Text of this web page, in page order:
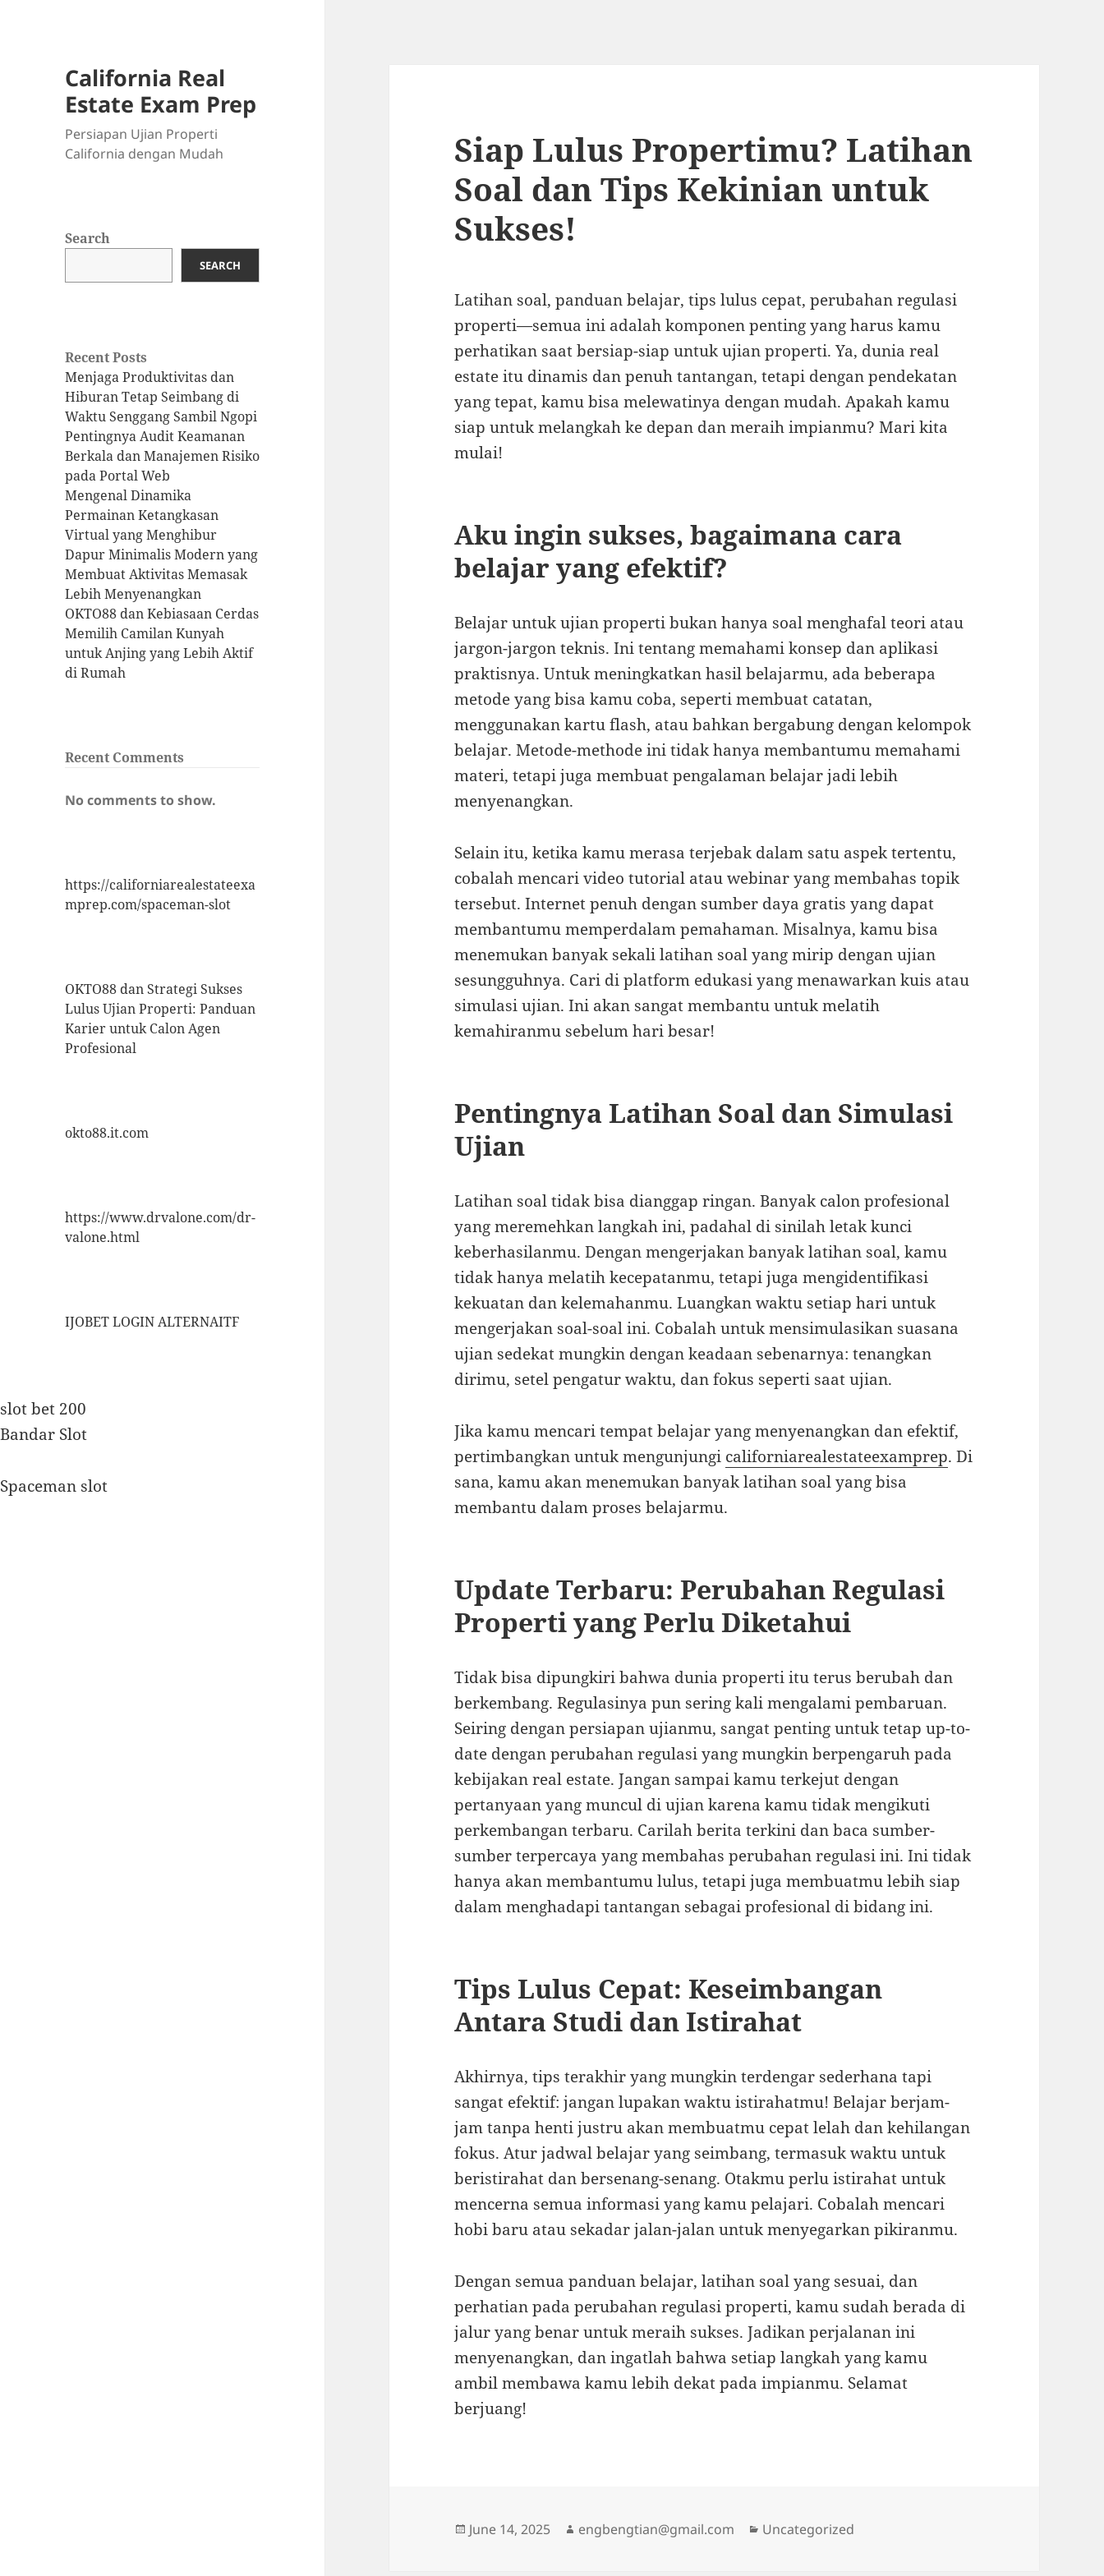
California Real
Estate Exam Prep
Persiapan Ujian Properti
California dengan Mudah
Search
SEARCH
Recent Posts
Menjaga Produktivitas dan
Hiburan Tetap Seimbang di
Waktu Senggang Sambil Ngopi
Pentingnya Audit Keamanan
Berkala dan Manajemen Risiko
pada Portal Web
Mengenal Dinamika
Permainan Ketangkasan
Virtual yang Menghibur
Dapur Minimalis Modern yang
Membuat Aktivitas Memasak
Lebih Menyenangkan
OKTO88 dan Kebiasaan Cerdas
Memilih Camilan Kunyah
untuk Anjing yang Lebih Aktif
di Rumah
Recent Comments
No comments to show.
https://californiarealestateexa
mprep.com/spaceman-slot
OKTO88 dan Strategi Sukses
Lulus Ujian Properti: Panduan
Karier untuk Calon Agen
Profesional
okto88.it.com
https://www.drvalone.com/dr-
valone.html
IJOBET LOGIN ALTERNAITF
slot bet 200
Bandar Slot
Spaceman slot
Siap Lulus Propertimu? Latihan
Soal dan Tips Kekinian untuk
Sukses!
Latihan soal, panduan belajar, tips lulus cepat, perubahan regulasi
properti—semua ini adalah komponen penting yang harus kamu
perhatikan saat bersiap-siap untuk ujian properti. Ya, dunia real
estate itu dinamis dan penuh tantangan, tetapi dengan pendekatan
yang tepat, kamu bisa melewatinya dengan mudah. Apakah kamu
siap untuk melangkah ke depan dan meraih impianmu? Mari kita
mulai!
Aku ingin sukses, bagaimana cara
belajar yang efektif?
Belajar untuk ujian properti bukan hanya soal menghafal teori atau
jargon-jargon teknis. Ini tentang memahami konsep dan aplikasi
praktisnya. Untuk meningkatkan hasil belajarmu, ada beberapa
metode yang bisa kamu coba, seperti membuat catatan,
menggunakan kartu flash, atau bahkan bergabung dengan kelompok
belajar. Metode-methode ini tidak hanya membantumu memahami
materi, tetapi juga membuat pengalaman belajar jadi lebih
menyenangkan.
Selain itu, ketika kamu merasa terjebak dalam satu aspek tertentu,
cobalah mencari video tutorial atau webinar yang membahas topik
tersebut. Internet penuh dengan sumber daya gratis yang dapat
membantumu memperdalam pemahaman. Misalnya, kamu bisa
menemukan banyak sekali latihan soal yang mirip dengan ujian
sesungguhnya. Cari di platform edukasi yang menawarkan kuis atau
simulasi ujian. Ini akan sangat membantu untuk melatih
kemahiranmu sebelum hari besar!
Pentingnya Latihan Soal dan Simulasi
Ujian
Latihan soal tidak bisa dianggap ringan. Banyak calon profesional
yang meremehkan langkah ini, padahal di sinilah letak kunci
keberhasilanmu. Dengan mengerjakan banyak latihan soal, kamu
tidak hanya melatih kecepatanmu, tetapi juga mengidentifikasi
kekuatan dan kelemahanmu. Luangkan waktu setiap hari untuk
mengerjakan soal-soal ini. Cobalah untuk mensimulasikan suasana
ujian sedekat mungkin dengan keadaan sebenarnya: tenangkan
dirimu, setel pengatur waktu, dan fokus seperti saat ujian.
Jika kamu mencari tempat belajar yang menyenangkan dan efektif,
pertimbangkan untuk mengunjungi californiarealestateexamprep. Di
sana, kamu akan menemukan banyak latihan soal yang bisa
membantu dalam proses belajarmu.
Update Terbaru: Perubahan Regulasi
Properti yang Perlu Diketahui
Tidak bisa dipungkiri bahwa dunia properti itu terus berubah dan
berkembang. Regulasinya pun sering kali mengalami pembaruan.
Seiring dengan persiapan ujianmu, sangat penting untuk tetap up-to-
date dengan perubahan regulasi yang mungkin berpengaruh pada
kebijakan real estate. Jangan sampai kamu terkejut dengan
pertanyaan yang muncul di ujian karena kamu tidak mengikuti
perkembangan terbaru. Carilah berita terkini dan baca sumber-
sumber terpercaya yang membahas perubahan regulasi ini. Ini tidak
hanya akan membantumu lulus, tetapi juga membuatmu lebih siap
dalam menghadapi tantangan sebagai profesional di bidang ini.
Tips Lulus Cepat: Keseimbangan
Antara Studi dan Istirahat
Akhirnya, tips terakhir yang mungkin terdengar sederhana tapi
sangat efektif: jangan lupakan waktu istirahatmu! Belajar berjam-
jam tanpa henti justru akan membuatmu cepat lelah dan kehilangan
fokus. Atur jadwal belajar yang seimbang, termasuk waktu untuk
beristirahat dan bersenang-senang. Otakmu perlu istirahat untuk
mencerna semua informasi yang kamu pelajari. Cobalah mencari
hobi baru atau sekadar jalan-jalan untuk menyegarkan pikiranmu.
Dengan semua panduan belajar, latihan soal yang sesuai, dan
perhatian pada perubahan regulasi properti, kamu sudah berada di
jalur yang benar untuk meraih sukses. Jadikan perjalanan ini
menyenangkan, dan ingatlah bahwa setiap langkah yang kamu
ambil membawa kamu lebih dekat pada impianmu. Selamat
berjuang!
Posted
June 14, 2025 Author
engbengtian@gmail.com Categories
Uncategorized